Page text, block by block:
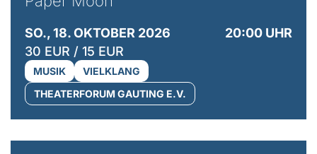
SO., 18. OKTOBER 2026
20:00 UHR
30 EUR / 15 EUR
MUSIK
VIELKLANG
THEATERFORUM GAUTING E.V.